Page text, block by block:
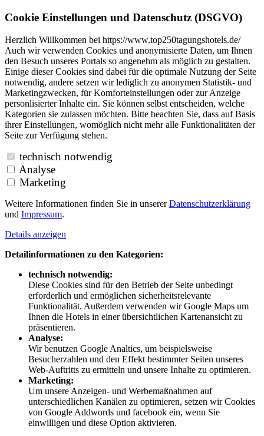
Cookie Einstellungen und Datenschutz (DSGVO)
Herzlich Willkommen bei https://www.top250tagungshotels.de/
Auch wir verwenden Cookies und anonymisierte Daten, um Ihnen
den Besuch unseres Portals so angenehm als möglich zu gestalten.
Einige dieser Cookies sind dabei für die optimale Nutzung der Seite
notwendig, andere setzen wir lediglich zu anonymen Statistik- und
Marketingzwecken, für Komforteinstellungen oder zur Anzeige
personlisierter Inhalte ein. Sie können selbst entscheiden, welche
Kategorien sie zulassen möchten. Bitte beachten Sie, dass auf Basis
ihrer Einstellungen, womöglich nicht mehr alle Funktionalitäten der
Seite zur Verfügung stehen.
technisch notwendig
Analyse
Marketing
Weitere Informationen finden Sie in unsererDatenschutzerklärung
und Impressum.
Details anzeigen
Detailinformationen zu den Kategorien:
technisch notwendig:
Diese Cookies sind für den Betrieb der Seite unbedingt
erforderlich und ermöglichen sicherheitsrelevante
Funktionalität. Außerdem verwenden wir Google Maps um
Ihnen die Hotels in einer übersichtlichen Kartenansicht zu
präsentieren.
Analyse:
Wir benutzen Google Analtics, um beispielsweise
Besucherzahlen und den Effekt bestimmter Seiten unseres
Web-Auftritts zu ermitteln und unsere Inhalte zu optimieren.
Marketing:
Um unsere Anzeigen- und Werbemaßnahmen auf
unterschiedlichen Kanälen zu optimieren, setzen wir Cookies
von Google Addwords und facebook ein, wenn Sie
einwilligen und diese Option aktivieren.